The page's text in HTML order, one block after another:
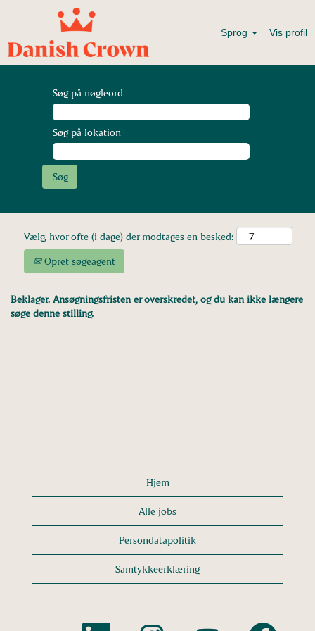
Sprog Vis profil
Søg på nøgleord
Søg på lokation
Vælg, hvor ofte (i dage) der modtages en besked:
Opret søgeagent
Beklager. Ansøgningsfristen er overskredet, og du kan ikke længere
søge denne stilling.
Hjem
Alle jobs
Persondatapolitik
Samtykkeerklæring
Å